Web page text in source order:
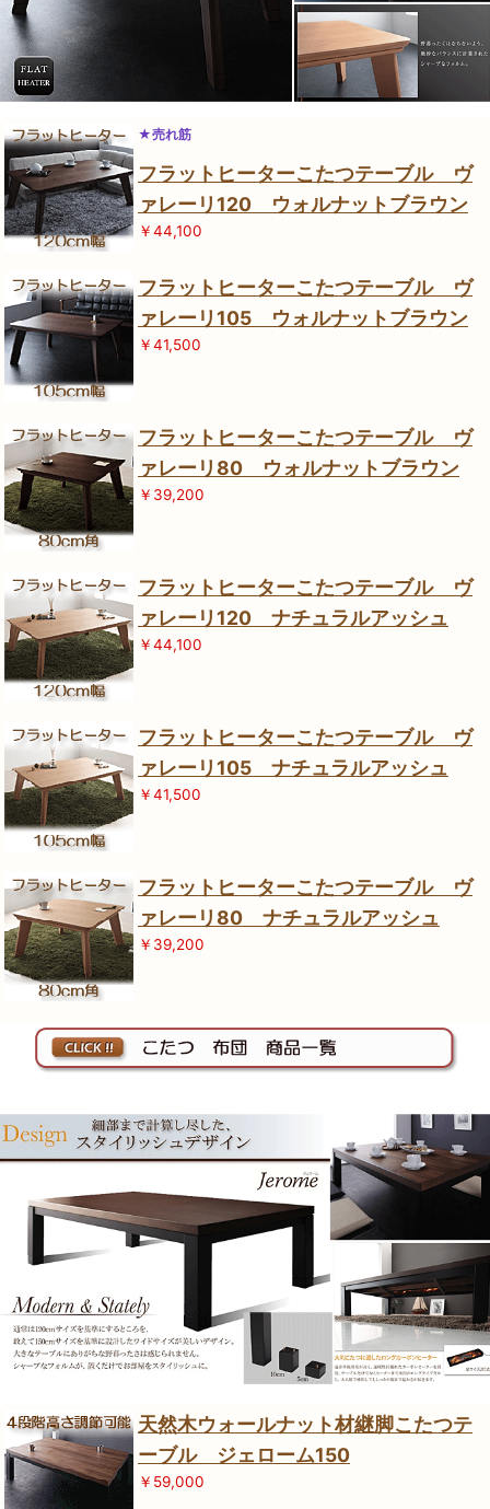
★売れ筋
フラットヒーターこたつテーブル ヴ
ァレーリ120 ウォルナットブラウン
￥44,100
フラットヒーターこたつテーブル ヴ
ァレーリ105 ウォルナットブラウン
￥41,500
フラットヒーターこたつテーブル ヴ
ァレーリ80 ウォルナットブラウン
￥39,200
フラットヒーターこたつテーブル ヴ
ァレーリ120 ナチュラルアッシュ
￥44,100
フラットヒーターこたつテーブル ヴ
ァレーリ105 ナチュラルアッシュ
￥41,500
フラットヒーターこたつテーブル ヴ
ァレーリ80 ナチュラルアッシュ
￥39,200
天然木ウォールナット材継脚こたつテ
ーブル ジェローム150
￥59,000